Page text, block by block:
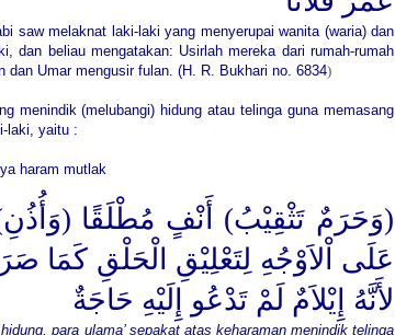
saw melaknat laki-laki yang menyerupai wanita (waria) dan
dan beliau mengatakan: Usirlah mereka dari rumah-rumah
dan Umar mengusir fulan. (H. R. Bukhari no. 6834)
menindik (melubangi) hidung atau telinga guna memasang
laki, yaitu :
haram mutlak
(وَحَرَمٌ تَثْقِيْبُ) أَنْفٍ مُطْلَقًا
عَلَى اْلاَوْجُهِ لِتَعْلِيْقِ الْحَلْقِ كَمَا
ِلأَنَّهُ إِيْلاَمٌ لَمْ تَدْعُو إِلَيْهِ حَاجَةٌ
para ulama’ sepakat atas keharaman menindik telinga